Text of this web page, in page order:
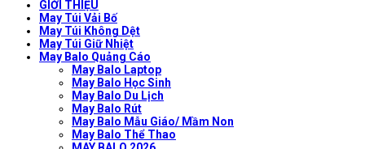
GIỚI THIỆU
May Túi Vải Bố
May Túi Không Dệt
May Túi Giữ Nhiệt
May Balo Quảng Cáo
May Balo Laptop
May Balo Học Sinh
May Balo Du Lịch
May Balo Rút
May Balo Mẫu Giáo/ Mầm Non
May Balo Thể Thao